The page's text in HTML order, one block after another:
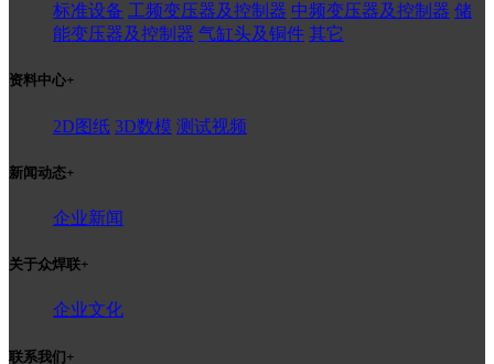
标准设备 工频变压器及控制器 中频变压器及控制器 储
能变压器及控制器 气缸头及铜件 其它
资料中心+
2D图纸 3D数模 测试视频
新闻动态+
企业新闻
关于众焊联+
企业文化
联系我们+